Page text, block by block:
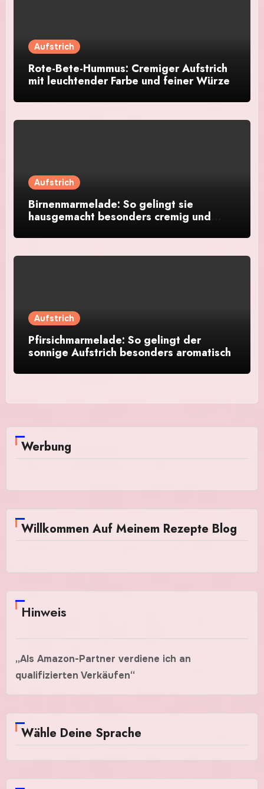
Aufstrich
Rote-Bete-Hummus: Cremiger Aufstrich
mit leuchtender Farbe und feiner Würze
Aufstrich
Birnenmarmelade: So gelingt sie
hausgemacht besonders cremig und
Aufstrich
Pfirsichmarmelade: So gelingt der
sonnige Aufstrich besonders aromatisch
Werbung
Willkommen Auf Meinem Rezepte Blog
Hinweis
„Als Amazon-Partner verdiene ich an
qualifizierten Verkäufen“
Wähle Deine Sprache